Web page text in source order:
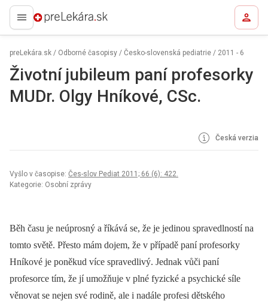
preLekára.sk
preLekára.sk / Odborné časopisy / Česko-slovenská pediatrie / 2011 - 6
Životní jubileum paní profesorky
MUDr. Olgy Hníkové, CSc.
Česká verzia
Vyšlo v časopise: Čes-slov Pediat 2011; 66 (6): 422.
Kategorie: Osobní zprávy
Běh času je neúprosný a říkává se, že je jedinou spravedlností na
tomto světě. Přesto mám dojem, že v případě paní profesorky
Hníkové je poněkud více spravedlivý. Jednak vůči paní
profesorce tím, že jí umožňuje v plné fyzické a psychické síle
věnovat se nejen své rodině, ale i nadále profesi dětského